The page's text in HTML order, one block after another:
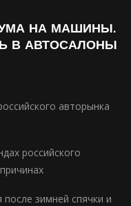
НА МАШИНЫ.
В АВТОСАЛОНЫ
авторынка
российского
зимней спячки и